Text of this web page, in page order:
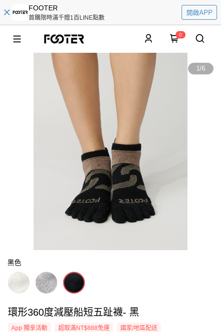
FOOTER
首購限時滿千贈1百LINE點數
開啟APP
0
1/6
黑色
環形360度減壓船短五趾襪- 黑
App 獨享活動 超取滿NT$888免運 國家/地區配送